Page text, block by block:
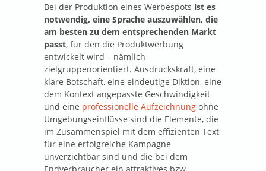
Bei der Produktion eines Werbespots ist es
notwendig, eine Sprache auszuwählen, die
am besten zu dem entsprechenden Markt
passt, für den die Produktwerbung
entwickelt wird – nämlich
zielgruppenorientiert. Ausdruckskraft, eine
klare Botschaft, eine eindeutige Diktion, eine
dem Kontext angepasste Geschwindigkeit
und eine professionelle Aufzeichnung ohne
Umgebungseinflüsse sind die Elemente, die
im Zusammenspiel mit dem effizienten Text
für eine erfolgreiche Kampagne
unverzichtbar sind und die bei dem
Endverbraucher ein attraktives bzw.